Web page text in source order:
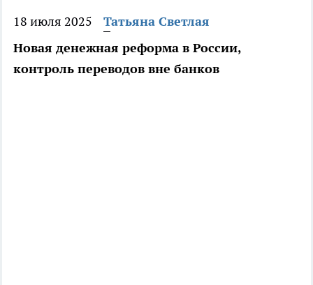
18 июля 2025
Татьяна Светлая
Новая денежная реформа в России,
контроль переводов вне банков